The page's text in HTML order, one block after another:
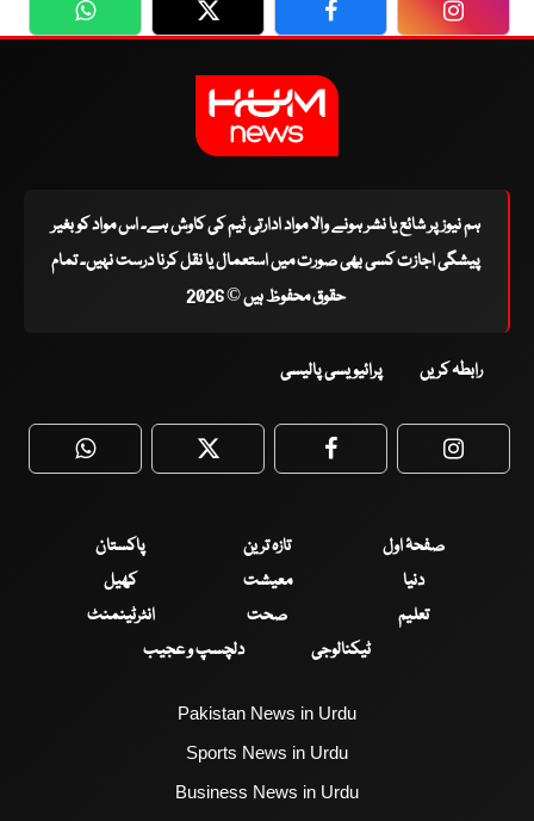
WhatsApp Twitter Facebook
ہم نیوز پر شائع یا نشر ہونے والا مواد ادارتی ٹیم کی کاوش ہے۔ اس مواد کو بغیر
پیشگی اجازت کسی بھی صورت میں استعمال یا نقل کرنا درست نہیں۔ تمام
حقوق محفوظ ہیں © 2026
رابطہ کریں پرائیویسی پالیسی
WhatsApp Twitter Facebook
صفحۂ اول تازہ ترین
پاکستان
دنیا
معیشت
کھیل
تعلیم
صحت
انٹرٹینمنٹ
ٹیکنالوجی
دلچسپ و عجیب
Pakistan News in Urdu
Sports News in Urdu
Business News in Urdu